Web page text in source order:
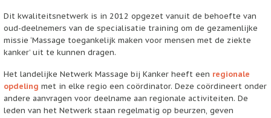
Dit kwaliteitsnetwerk is in 2012 opgezet vanuit de behoefte van
oud-deelnemers van de specialisatie training om de gezamenlijke
missie ‘Massage toegankelijk maken voor mensen met de ziekte
kanker’ uit te kunnen dragen.
Het landelijke Netwerk Massage bij Kanker heeft een regionale
opdelingmet in elke regio een coördinator. Deze coördineert onder
andere aanvragen voor deelname aan regionale activiteiten. De
leden van het Netwerk staan regelmatig op beurzen, geven